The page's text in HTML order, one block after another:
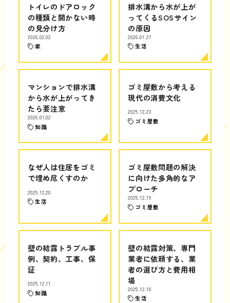
トイレのドアロック
の種類と開かない時
の見分け方
2026.02.02
家
排水溝から水が上が
ってくるSOSサイン
の原因
2026.01.27
生活
マンションで排水溝
から水が上がってき
たら要注意
2026.01.02
知識
ゴミ屋敷から考える
現代の消費文化
2025.12.23
ゴミ屋敷
なぜ人は住居をゴミ
で埋め尽くすのか
2025.12.20
生活
ゴミ屋敷問題の解決
に向けた多角的なア
プローチ
2025.12.19
ゴミ屋敷
壁の結露トラブル事
例、契約、工事、保
証
2025.12.11
知識
壁の結露対策、専門
業者に依頼する、業
者の選び方と費用相
場
2025.12.10
生活